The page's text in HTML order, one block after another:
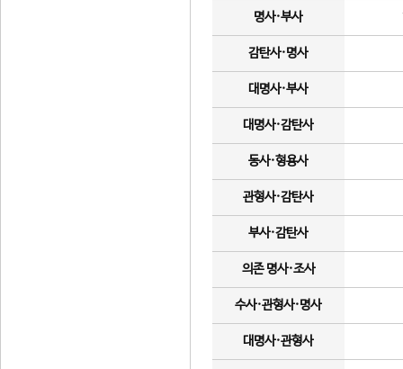
명사·부사
감탄사·명사
대명사·부사
대명사·감탄사
동사·형용사
관형사·감탄사
부사·감탄사
의존 명사·조사
수사·관형사·명사
대명사·관형사